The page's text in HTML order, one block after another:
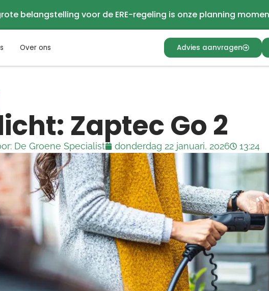
belangstelling voor de ERE-regeling is onze planning
Over ons Advies aanvragen
Zaptec Go 2
De Groene Specialist donderdag 22 januari, 2026 13:24